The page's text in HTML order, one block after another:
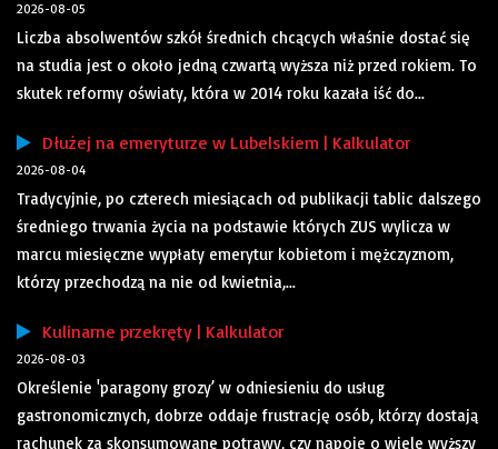
2026-08-05
Liczba absolwentów szkół średnich chcących właśnie dostać się
na studia jest o około jedną czwartą wyższa niż przed rokiem. To
skutek reformy oświaty, która w 2014 roku kazała iść do...
Dłużej na emeryturze w Lubelskiem | Kalkulator
2026-08-04
Tradycyjnie, po czterech miesiącach od publikacji tablic dalszego
średniego trwania życia na podstawie których ZUS wylicza w
marcu miesięczne wypłaty emerytur kobietom i mężczyznom,
którzy przechodzą na nie od kwietnia,...
Kulinarne przekręty | Kalkulator
2026-08-03
Określenie 'paragony grozy’ w odniesieniu do usług
gastronomicznych, dobrze oddaje frustrację osób, którzy dostają
rachunek za skonsumowane potrawy, czy napoje o wiele wyższy